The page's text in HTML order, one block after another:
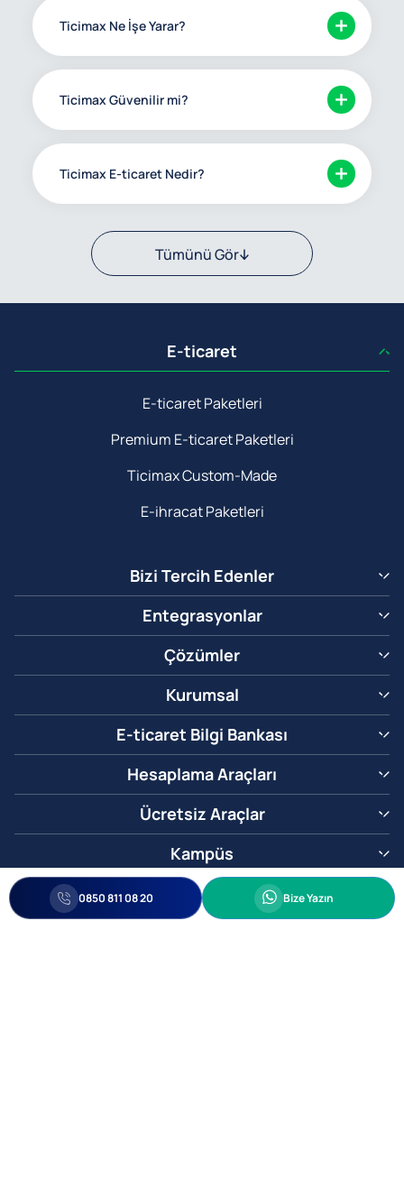
Ticimax Ne İşe Yarar?
Ticimax Güvenilir mi?
Ticimax E-ticaret Nedir?
Tümünü Gör
E-ticaret
E-ticaret Paketleri
Premium E-ticaret Paketleri
Ticimax Custom-Made
E-ihracat Paketleri
Bizi Tercih Edenler
Entegrasyonlar
Çözümler
Kurumsal
E-ticaret Bilgi Bankası
Hesaplama Araçları
Ücretsiz Araçlar
Kampüs
0850 811 08 20 Whatsapp
Bize Yazın
0850 811 08 20